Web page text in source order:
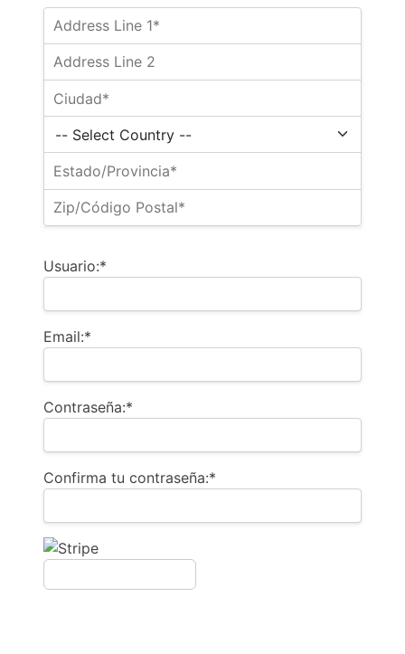
Usuario:*
Email:*
Contraseña:*
Confirma tu contraseña:*